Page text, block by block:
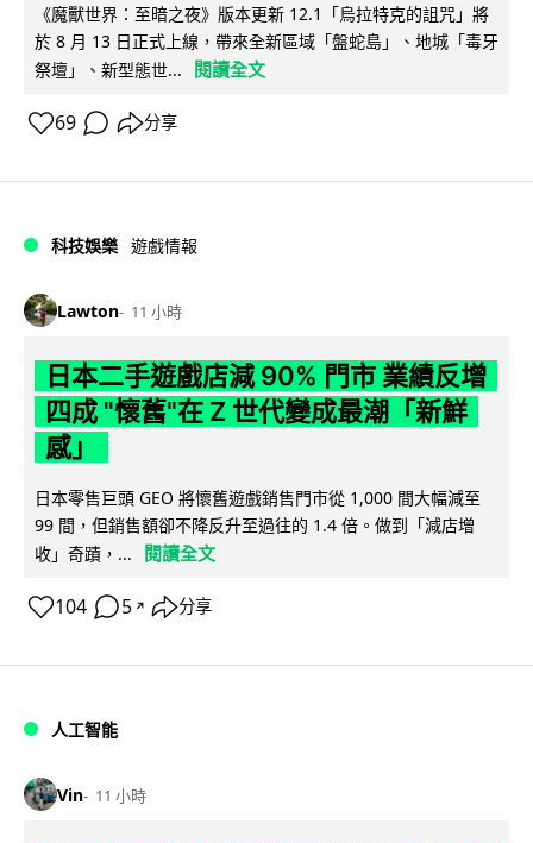
《魔獸世界：至暗之夜》版本更新 12.1「烏拉特克的詛咒」將
於 8 月 13 日正式上線，帶來全新區域「盤蛇島」、地城「毒牙
祭壇」、新型態世...
閱讀全文
69 分享
科技娛樂 遊戲情報
Lawton 11 小時
日本二手遊戲店減 90% 門市 業績反增
四成 "懷舊"在 Z 世代變成最潮「新鮮
感」
日本零售巨頭 GEO 將懷舊遊戲銷售門市從 1,000 間大幅減至
99 間，但銷售額卻不降反升至過往的 1.4 倍。做到「減店增
收」奇蹟，...
閱讀全文
104 5 ↗ 分享
人工智能
Vin 11 小時